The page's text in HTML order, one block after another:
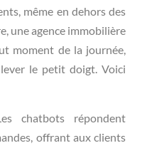
même en dehors des
une agence immobilière
moment de la journée,
le petit doigt. Voici
chatbots répondent
offrant aux clients